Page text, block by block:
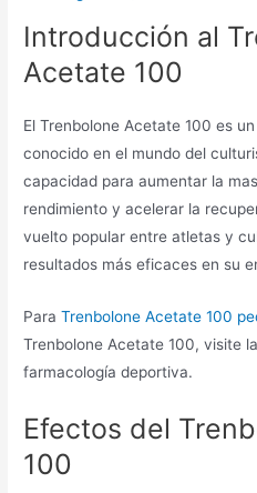
Introducción al
Acetate 100
El Trenbolone Acetate 100 es
conocido en el mundo del
capacidad para aumentar la
rendimiento y acelerar la
vuelto popular entre atletas y
resultados más eficaces en su
ParaTrenbolone Acetate 100
Trenbolone Acetate 100, visite
farmacología deportiva.
Efectos del
100